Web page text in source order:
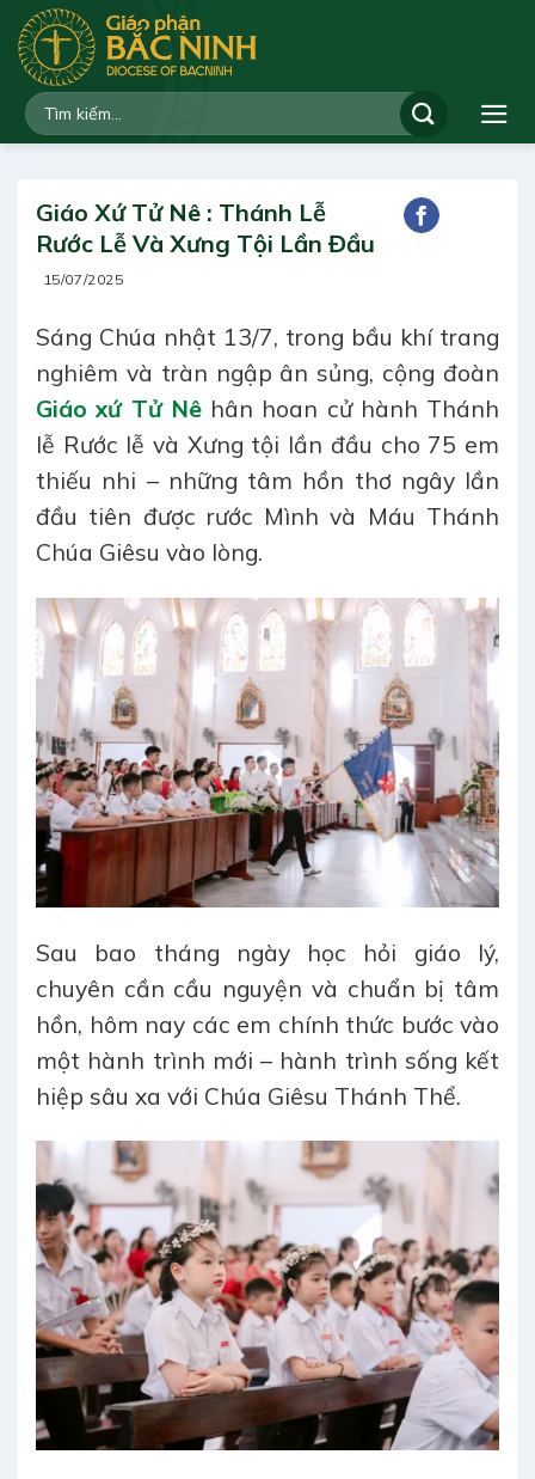
qua
dung
Giáo Xứ Tử Nê : Thánh Lễ
Rước Lễ Và Xưng Tội Lần Đầu
15/07/2025
Sáng Chúa nhật 13/7, trong bầu khí trang
nghiêm và tràn ngập ân sủng, cộng đoàn
Giáo xứ Tử Nêhân hoan cử hành Thánh
lễ Rước lễ và Xưng tội lần đầu cho 75 em
thiếu nhi – những tâm hồn thơ ngây lần
đầu tiên được rước Mình và Máu Thánh
Chúa Giêsu vào lòng.
Sau bao tháng ngày học hỏi giáo lý,
chuyên cần cầu nguyện và chuẩn bị tâm
hồn, hôm nay các em chính thức bước vào
một hành trình mới – hành trình sống kết
hiệp sâu xa với Chúa Giêsu Thánh Thể.